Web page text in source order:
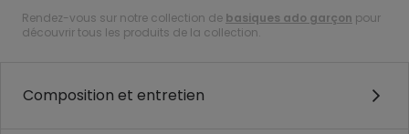
Rendez-vous sur notre collection de basiques ado garçon pour
découvrir tous les produits de la collection.
Composition et entretien